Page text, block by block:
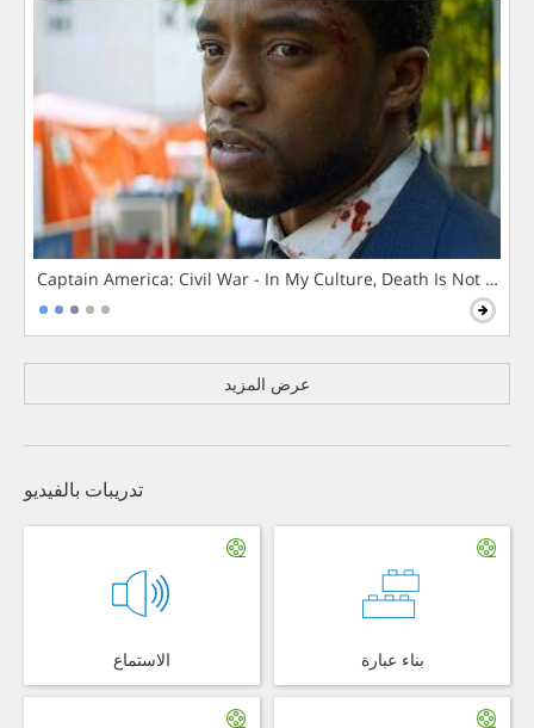
Captain America: Civil War - In My Culture, Death Is Not The
عرض المزيد
تدريبات بالفيديو
الاستماع بناء عبارة